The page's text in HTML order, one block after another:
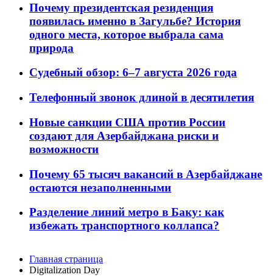
Почему президентская резиденция
появилась именно в Загульбе? История
одного места, которое выбрала сама
природа
Судебный обзор: 6–7 августа 2026 года
Телефонный звонок длиной в десятилетия
Новые санкции США против России
создают для Азербайджана риски и
возможности
Почему 65 тысяч вакансий в Азербайджане
остаются незаполненными
Разделение линий метро в Баку: как
избежать транспортного коллапса?
Главная страница
Digitalization Day